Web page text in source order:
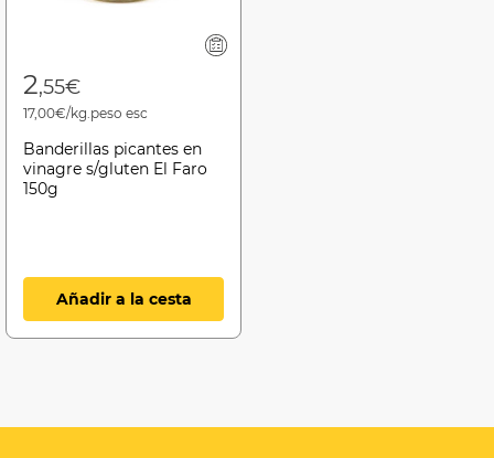
2,55€
17,00€/kg.peso esc
Banderillas picantes en
vinagre s/gluten El Faro
150g
Añadir a la cesta